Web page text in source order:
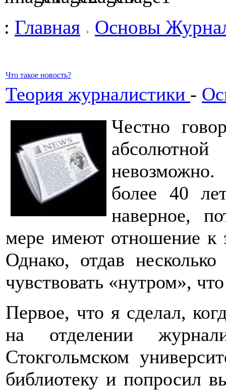
: Главная Основы
Что такое новость?
Теория журналистики -
Честно
более 40
наверное,
мере имеют отношение к
Однако, отдав
чувствовать «нутром»,
Первое, что я сделал,
на отделении
Стокгольмском
библиотеку и попросил